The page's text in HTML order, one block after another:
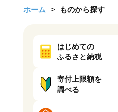
ホーム ものから探す
はじめての
ふるさと納税
寄付上限額を
調べる